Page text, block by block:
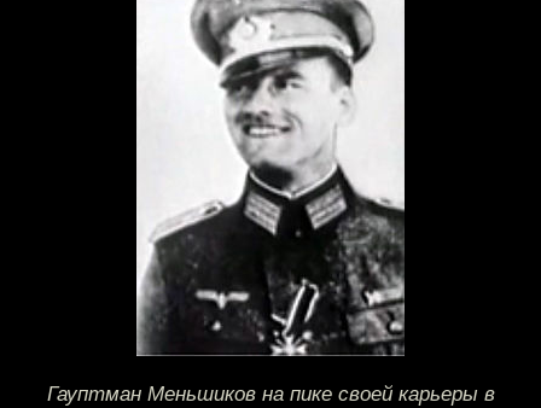
Гауптман Меньшиков на пике своей карьеры в